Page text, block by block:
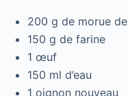
200 g de morue
150 g de farine
1 œuf
150 ml d’eau
1 oignon nouveau